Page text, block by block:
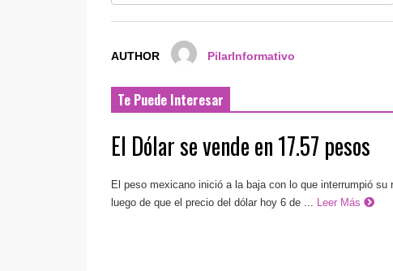
AUTHOR PilarInformativo
Te Puede Interesar
El Dólar se vende en 17.57 pesos
El peso mexicano inició a la baja con lo que interrumpió su
luego de que el precio del dólar hoy 6 de ...
Leer Más